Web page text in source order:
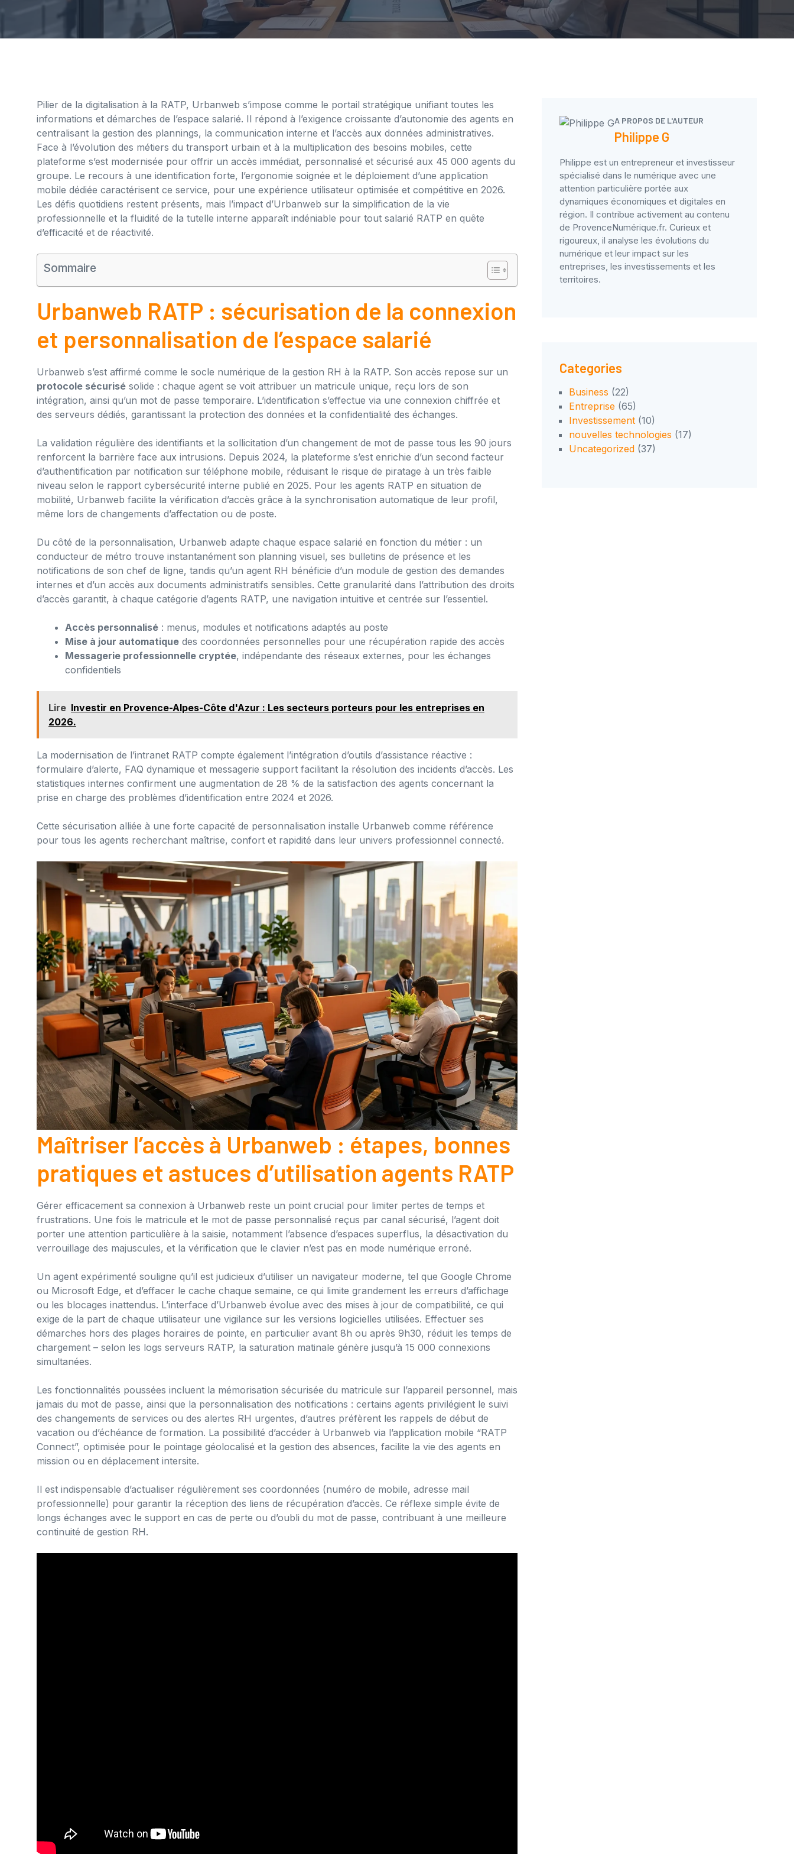
Pilier de la digitalisation à la RATP, Urbanweb s’impose comme le portail stratégique unifiant toutes les
informations et démarches de l’espace salarié. Il répond à l’exigence croissante d’autonomie des agents en
centralisant la gestion des plannings, la communication interne et l’accès aux données administratives.
Face à l’évolution des métiers du transport urbain et à la multiplication des besoins mobiles, cette
plateforme s’est modernisée pour offrir un accès immédiat, personnalisé et sécurisé aux 45 000 agents du
groupe. Le recours à une identification forte, l’ergonomie soignée et le déploiement d’une application
mobile dédiée caractérisent ce service, pour une expérience utilisateur optimisée et compétitive en 2026.
Les défis quotidiens restent présents, mais l’impact d’Urbanweb sur la simplification de la vie
professionnelle et la fluidité de la tutelle interne apparaît indéniable pour tout salarié RATP en quête
d’efficacité et de réactivité.
Sommaire
Urbanweb RATP : sécurisation de la connexion
et personnalisation de l’espace salarié
Urbanweb s’est affirmé comme le socle numérique de la gestion RH à la RATP. Son accès repose sur un
protocole sécurisé solide : chaque agent se voit attribuer un matricule unique, reçu lors de son
intégration, ainsi qu’un mot de passe temporaire. L’identification s’effectue via une connexion chiffrée et
des serveurs dédiés, garantissant la protection des données et la confidentialité des échanges.
La validation régulière des identifiants et la sollicitation d’un changement de mot de passe tous les 90 jours
renforcent la barrière face aux intrusions. Depuis 2024, la plateforme s’est enrichie d’un second facteur
d’authentification par notification sur téléphone mobile, réduisant le risque de piratage à un très faible
niveau selon le rapport cybersécurité interne publié en 2025. Pour les agents RATP en situation de
mobilité, Urbanweb facilite la vérification d’accès grâce à la synchronisation automatique de leur profil,
même lors de changements d’affectation ou de poste.
Du côté de la personnalisation, Urbanweb adapte chaque espace salarié en fonction du métier : un
conducteur de métro trouve instantanément son planning visuel, ses bulletins de présence et les
notifications de son chef de ligne, tandis qu’un agent RH bénéficie d’un module de gestion des demandes
internes et d’un accès aux documents administratifs sensibles. Cette granularité dans l’attribution des droits
d’accès garantit, à chaque catégorie d’agents RATP, une navigation intuitive et centrée sur l’essentiel.
Accès personnalisé : menus, modules et notifications adaptés au poste
Mise à jour automatique des coordonnées personnelles pour une récupération rapide des accès
Messagerie professionnelle cryptée, indépendante des réseaux externes, pour les échanges
confidentiels
Lire Investir en Provence-Alpes-Côte d'Azur : Les secteurs porteurs pour les entreprises en
2026.
La modernisation de l’intranet RATP compte également l’intégration d’outils d’assistance réactive :
formulaire d’alerte, FAQ dynamique et messagerie support facilitant la résolution des incidents d’accès. Les
statistiques internes confirment une augmentation de 28 % de la satisfaction des agents concernant la
prise en charge des problèmes d’identification entre 2024 et 2026.
Cette sécurisation alliée à une forte capacité de personnalisation installe Urbanweb comme référence
pour tous les agents recherchant maîtrise, confort et rapidité dans leur univers professionnel connecté.
Maîtriser l’accès à Urbanweb : étapes, bonnes
pratiques et astuces d’utilisation agents RATP
Gérer efficacement sa connexion à Urbanweb reste un point crucial pour limiter pertes de temps et
frustrations. Une fois le matricule et le mot de passe personnalisé reçus par canal sécurisé, l’agent doit
porter une attention particulière à la saisie, notamment l’absence d’espaces superflus, la désactivation du
verrouillage des majuscules, et la vérification que le clavier n’est pas en mode numérique erroné.
Un agent expérimenté souligne qu’il est judicieux d’utiliser un navigateur moderne, tel que Google Chrome
ou Microsoft Edge, et d’effacer le cache chaque semaine, ce qui limite grandement les erreurs d’affichage
ou les blocages inattendus. L’interface d’Urbanweb évolue avec des mises à jour de compatibilité, ce qui
exige de la part de chaque utilisateur une vigilance sur les versions logicielles utilisées. Effectuer ses
démarches hors des plages horaires de pointe, en particulier avant 8h ou après 9h30, réduit les temps de
chargement – selon les logs serveurs RATP, la saturation matinale génère jusqu’à 15 000 connexions
simultanées.
Les fonctionnalités poussées incluent la mémorisation sécurisée du matricule sur l’appareil personnel, mais
jamais du mot de passe, ainsi que la personnalisation des notifications : certains agents privilégient le suivi
des changements de services ou des alertes RH urgentes, d’autres préfèrent les rappels de début de
vacation ou d’échéance de formation. La possibilité d’accéder à Urbanweb via l’application mobile “RATP
Connect”, optimisée pour le pointage géolocalisé et la gestion des absences, facilite la vie des agents en
mission ou en déplacement intersite.
Il est indispensable d’actualiser régulièrement ses coordonnées (numéro de mobile, adresse mail
professionnelle) pour garantir la réception des liens de récupération d’accès. Ce réflexe simple évite de
longs échanges avec le support en cas de perte ou d’oubli du mot de passe, contribuant à une meilleure
continuité de gestion RH.
A PROPOS DE L'AUTEUR
Philippe G
Philippe est un entrepreneur et investisseur
spécialisé dans le numérique avec une
attention particulière portée aux
dynamiques économiques et digitales en
région. Il contribue activement au contenu
de ProvenceNumérique.fr. Curieux et
rigoureux, il analyse les évolutions du
numérique et leur impact sur les
entreprises, les investissements et les
territoires.
Categories
Business (22)
Entreprise (65)
Investissement (10)
nouvelles technologies (17)
Uncategorized (37)